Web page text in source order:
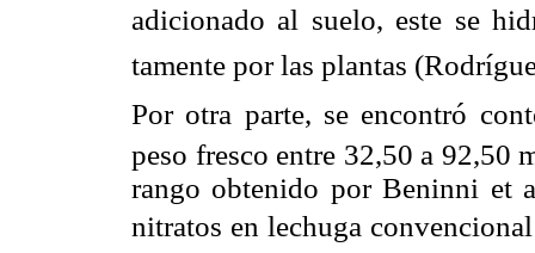
adicionado al suelo, este se
tamente por las plantas
Por otra parte, se encontró
peso fresco entre 32,50 a 92,50
rango obtenido por Beninni et
nitratos en lechuga